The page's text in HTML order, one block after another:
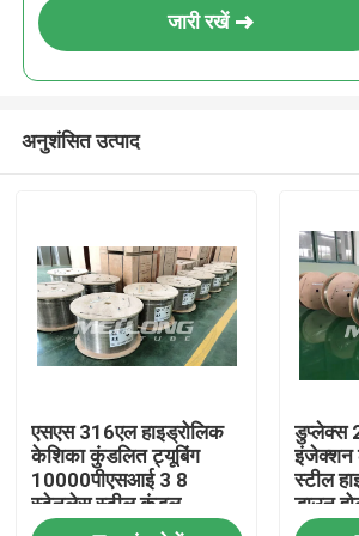
जारी रखें
अनुशंसित उत्पाद
एसएस 316एल हाइड्रोलिक
केशिका कुंडलित ट्यूबिंग
10000पीएसआई 3 8
स्टेनलेस स्टील कुंडल
डुप्लेक्स
इंजेक्शन
स्टील
डाउन